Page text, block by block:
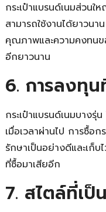
กระเป๋าแบรนด์เนมส่ว
สามารถใช้งานได้ยาวน
คุณภาพและความคงทนข
อีกยาวนาน
6. การลงทุ
กระเป๋าแบรนด์เนมบาง
เมื่อเวลาผ่านไป การซื้อ
รักษาเป็นอย่างดีและเก็
ที่ซื้อมาเสียอีก
7. สไตล์ที่เป็